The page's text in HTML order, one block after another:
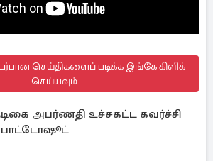
செய்திகளைப் படிக்க இங்கே கிளிக்
செய்யவும்
அபர்ணதி உச்சகட்ட கவர்ச்சி